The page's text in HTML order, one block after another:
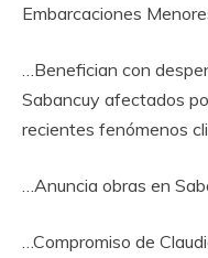
Embarcaciones
…Benefician con
Sabancuy afectados
recientes fenómenos
…Anuncia obras en
…Compromiso de